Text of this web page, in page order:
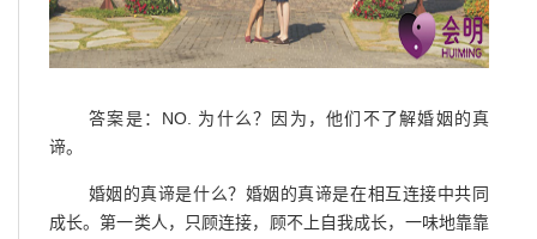
答案是：NO. 为什么？因为，他们不了解婚姻的真
谛。
婚姻的真谛是什么？婚姻的真谛是在相互连接中共同
成长。第一类人，只顾连接，顾不上自我成长，一味地靠靠